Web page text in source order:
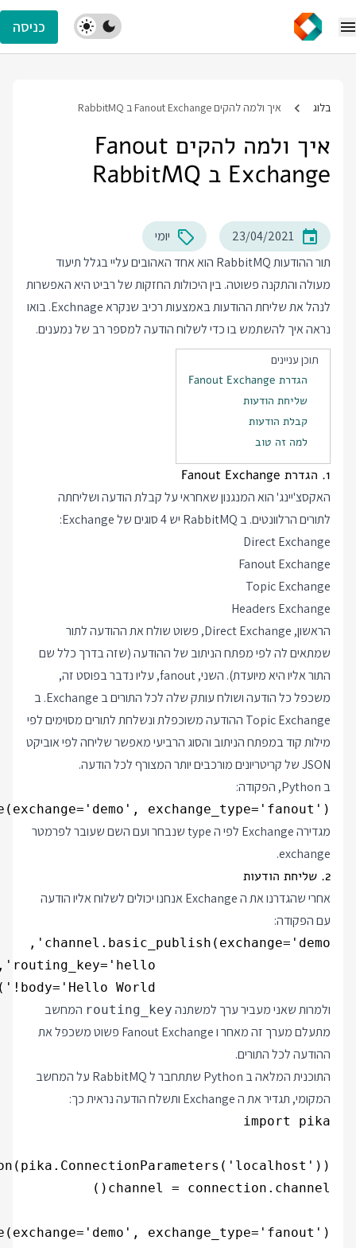
כניסה
בלוג איך ולמה להקים Fanout Exchange ב RabbitMQ
איך ולמה להקים Fanout
Exchange ב RabbitMQ
23/04/2021
יומי
תור ההודעות RabbitMQ הוא אחד האהובים עליי בגלל תיעוד
מעולה והתקנה פשוטה. בין היכולות החזקות של רביט היא האפשרות
לנהל את שליחת ההודעות באמצעות רכיב שנקרא Exchnage. בואו
נראה איך להשתמש בו כדי לשלוח הודעה למספר רב של נמענים.
תוכן עניינים
הגדרת Fanout Exchange
שליחת הודעות
קבלת הודעות
למה זה טוב
1. הגדרת Fanout Exchange
האקסצ'יינג' הוא המנגנון שאחראי על קבלת הודעה ושליחתה
לתורים הרלוונטים. ב RabbitMQ יש 4 סוגים של Exchange:
Direct Exchange
Fanout Exchange
Topic Exchange
Headers Exchange
הראשון, Direct Exchange, פשוט שולח את ההודעה לתור
שמתאים לה לפי מפתח הניתוב של ההודעה (שזה בדרך כלל שם
התור אליו היא מיועדת). השני, fanout, עליו נדבר בפוסט זה,
משכפל כל הודעה ושולח עותק שלה לכל התורים ב Exchange. ב
Topic Exchange ההודעה משוכפלת ונשלחת לתורים מסוימים לפי
מילות קוד במפתח הניתוב והסוג הרביעי מאפשר שליחה לפי אוביקט
JSON של קריטריונים מורכבים יותר המצורף לכל הודעה.
ב Python, הפקודה:
exchange_type='fanout')
מגדירה Exchange לפי ה type שנבחר ועם השם שעובר לפרמטר
exchange.
2. שליחת הודעות
אחרי שהגדרנו את ה Exchange אנחנו יכולים לשלוח אליו הודעה
עם הפקודה:
ולמרות שאני מעביר ערך למשתנה routing_key המחשב
מתעלם מערך זה מאחר ו Fanout Exchange פשוט משכפל את
ההודעה לכל התורים.
התוכנית המלאה ב Python שתתחבר ל RabbitMQ על המחשב
המקומי, תגדיר את ה Exchange ותשלח הודעה נראית כך: